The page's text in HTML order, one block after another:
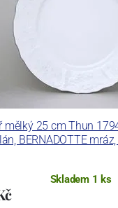
známku LC a Thun
mělký 25 cm Thun
BERNADOTTE
Skladem 1 ks